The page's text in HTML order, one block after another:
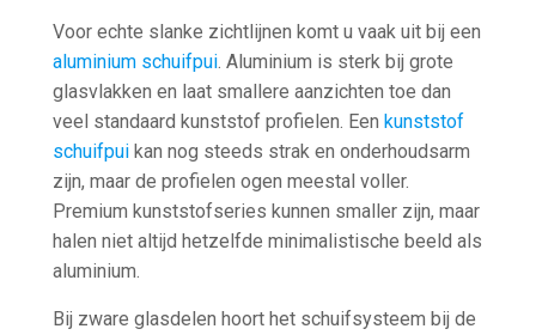
Voor echte slanke zichtlijnen komt u vaak uit bij een
aluminium schuifpui . Aluminium is sterk bij grote
glasvlakken en laat smallere aanzichten toe dan
veel standaard kunststof profielen. Eenkunststof
schuifpui kan nog steeds strak en onderhoudsarm
zijn, maar de profielen ogen meestal voller.
Premium kunststofseries kunnen smaller zijn, maar
halen niet altijd hetzelfde minimalistische beeld als
aluminium.
Bij zware glasdelen hoort het schuifsysteem bij de